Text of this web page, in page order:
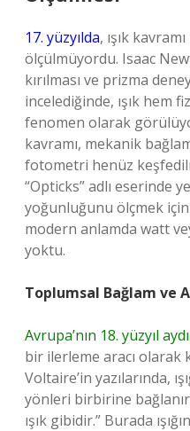
17. yüzyılda, ışık
ölçülmüyordu. Isaac
kırılması ve prizma
incelediğinde, ışık hem
fenomen olarak
kavramı, mekanik
fotometri henüz
“Opticks” adlı eserinde
yoğunluğunu ölçmek
modern anlamda watt
yoktu.
Toplumsal Bağlam ve
Avrupa’nın 18. yüzyıl
bir ilerleme aracı olarak
Voltaire’in yazılarında,
yönleri birbirine
ışık gibidir.” Burada